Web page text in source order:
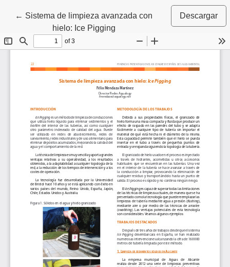
← Volver a los detalles del artículo
Sistema de limpieza avanzada con
hielo: Ice Pigging
Descargar